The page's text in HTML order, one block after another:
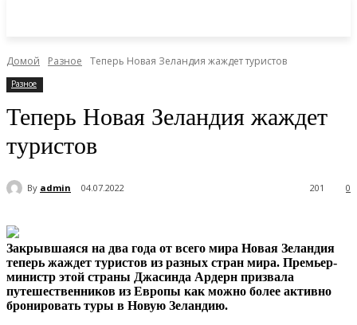
Домой Разное Теперь Новая Зеландия жаждет туристов
Разное
Теперь Новая Зеландия жаждет
туристов
By admin 04.07.2022 0
201
Закрывшаяся на два года от всего мира Новая Зеландия
теперь жаждет туристов из разных стран мира. Премьер-
министр этой страны Джасинда Ардерн призвала
путешественников из Европы как можно более активно
бронировать туры в Новую Зеландию.